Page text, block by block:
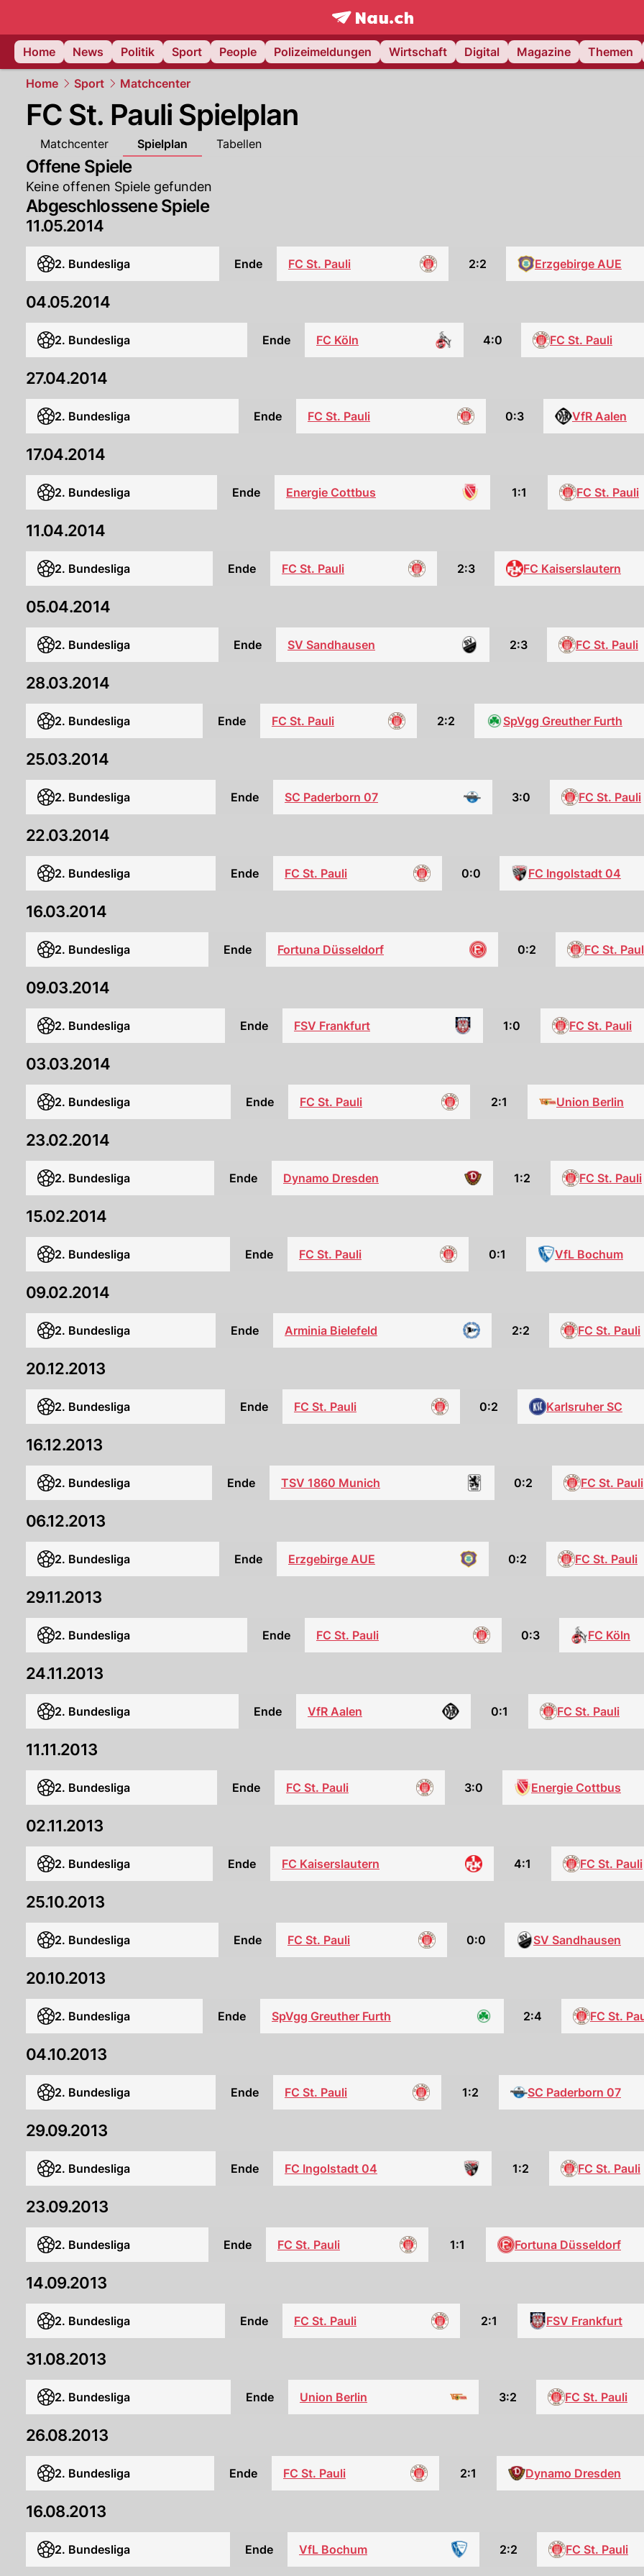
frontpage.NAU.ch
Home
News Politik Sport People Polizeimeldungen Wirtschaft Digital Magazine Themen
Home Sport Matchcenter
FC St. Pauli Spielplan
Matchcenter Spielplan Tabellen
Offene Spiele
Keine offenen Spiele gefunden
Abgeschlossene Spiele
11.05.2014
2. Bundesliga Ende FC St. Pauli 2:2 Erzgebirge AUE
04.05.2014
2. Bundesliga Ende FC Köln 4:0 FC St. Pauli
27.04.2014
2. Bundesliga Ende FC St. Pauli 0:3 VfR Aalen
17.04.2014
2. Bundesliga Ende Energie Cottbus 1:1 FC St. Pauli
11.04.2014
2. Bundesliga Ende FC St. Pauli 2:3 FC Kaiserslautern
05.04.2014
2. Bundesliga Ende SV Sandhausen 2:3 FC St. Pauli
28.03.2014
2. Bundesliga Ende FC St. Pauli 2:2 SpVgg Greuther Furth
25.03.2014
2. Bundesliga Ende SC Paderborn 07 3:0 FC St. Pauli
22.03.2014
2. Bundesliga Ende FC St. Pauli 0:0 FC Ingolstadt 04
16.03.2014
2. Bundesliga Ende Fortuna Düsseldorf 0:2 FC St.
09.03.2014
2. Bundesliga Ende FSV Frankfurt 1:0 FC St. Pauli
03.03.2014
2. Bundesliga Ende FC St. Pauli 2:1 Union Berlin
23.02.2014
2. Bundesliga Ende Dynamo Dresden 1:2 FC St. Pauli
15.02.2014
2. Bundesliga Ende FC St. Pauli 0:1 VfL Bochum
09.02.2014
2. Bundesliga Ende Arminia Bielefeld 2:2 FC St. Pauli
20.12.2013
2. Bundesliga Ende FC St. Pauli 0:2 Karlsruher SC
16.12.2013
2. Bundesliga Ende TSV 1860 Munich 0:2 FC St. Pauli
06.12.2013
2. Bundesliga Ende Erzgebirge AUE 0:2 FC St. Pauli
29.11.2013
2. Bundesliga Ende FC St. Pauli 0:3 FC Köln
24.11.2013
2. Bundesliga Ende VfR Aalen 0:1 FC St. Pauli
11.11.2013
2. Bundesliga Ende FC St. Pauli 3:0 Energie Cottbus
02.11.2013
2. Bundesliga Ende FC Kaiserslautern 4:1 FC St. Pauli
25.10.2013
2. Bundesliga Ende FC St. Pauli 0:0 SV Sandhausen
20.10.2013
2. Bundesliga Ende SpVgg Greuther Furth 2:4 FC St.
04.10.2013
2. Bundesliga Ende FC St. Pauli 1:2 SC Paderborn 07
29.09.2013
2. Bundesliga Ende FC Ingolstadt 04 1:2 FC St. Pauli
23.09.2013
2. Bundesliga Ende FC St. Pauli 1:1 Fortuna Düsseldorf
14.09.2013
2. Bundesliga Ende FC St. Pauli 2:1 FSV Frankfurt
31.08.2013
2. Bundesliga Ende Union Berlin 3:2 FC St. Pauli
26.08.2013
2. Bundesliga Ende FC St. Pauli 2:1 Dynamo Dresden
16.08.2013
2. Bundesliga Ende VfL Bochum 2:2 FC St. Pauli